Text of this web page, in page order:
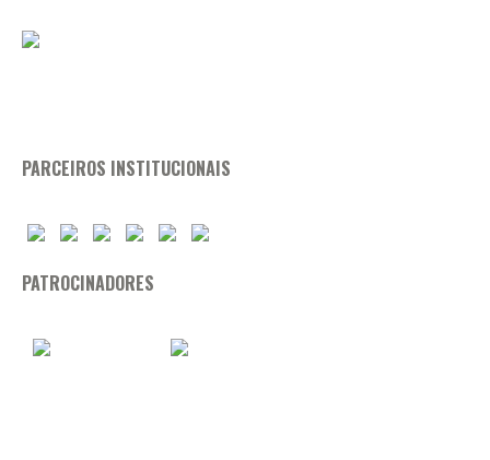
PARCEIROS INSTITUCIONAIS
PATROCINADORES